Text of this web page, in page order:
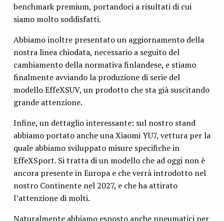
benchmark premium, portandoci a risultati di cui
siamo molto soddisfatti.
Abbiamo inoltre presentato un aggiornamento della
nostra linea chiodata, necessario a seguito del
cambiamento della normativa finlandese, e stiamo
finalmente avviando la produzione di serie del
modello EffeXSUV, un prodotto che sta già suscitando
grande attenzione.
Infine, un dettaglio interessante: sul nostro stand
abbiamo portato anche una Xiaomi YU7, vettura per la
quale abbiamo sviluppato misure specifiche in
EffeXSport. Si tratta di un modello che ad oggi non è
ancora presente in Europa e che verrà introdotto nel
nostro Continente nel 2027, e che ha attirato
l’attenzione di molti.
Naturalmente abbiamo esposto anche pneumatici per